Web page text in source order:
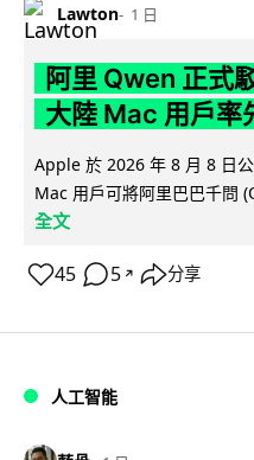
Lawton 1 日
阿里 Qwen 正式
大陸 Mac 用戶率
Apple 於 2026 年 8 月 8 日
Mac 用戶可將阿里巴巴千問
全文
45 5 ↗ 分享
人工智能